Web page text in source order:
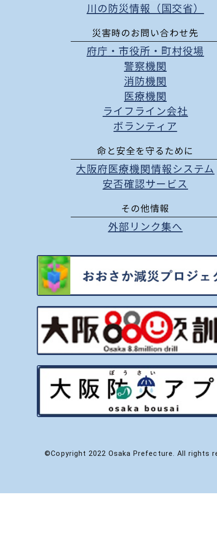
川の防災情報（国交省）
災害時のお問い合わせ先
府庁 ・ 市役所 ・ 町村役場
警察機関
消防機関
医療機関
ライフライン会社
ボランティア
命と安全を守るために
大阪府医療機関情報システム
安否確認サービス
その他情報
外部リンク集へ
©Copyright 2022 Osaka Prefecture. All rights